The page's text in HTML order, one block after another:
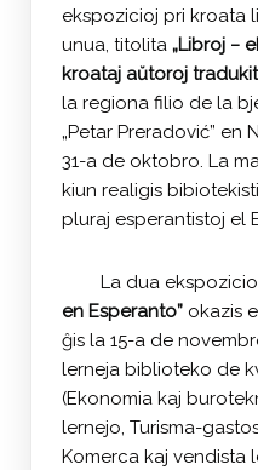
ekspozicioj pri kroata
unua, titolita „Libroj −
kroataj aŭtoroj
la regiona filio de la
„Petar Preradović” en
31-a de oktobro. La
kiun realigis
pluraj esperantistoj el
La dua
en Esperanto” okazis
ĝis la 15-a de
lerneja biblioteko de
(Ekonomia kaj
lernejo, Turisma-
Komerca kaj vendista